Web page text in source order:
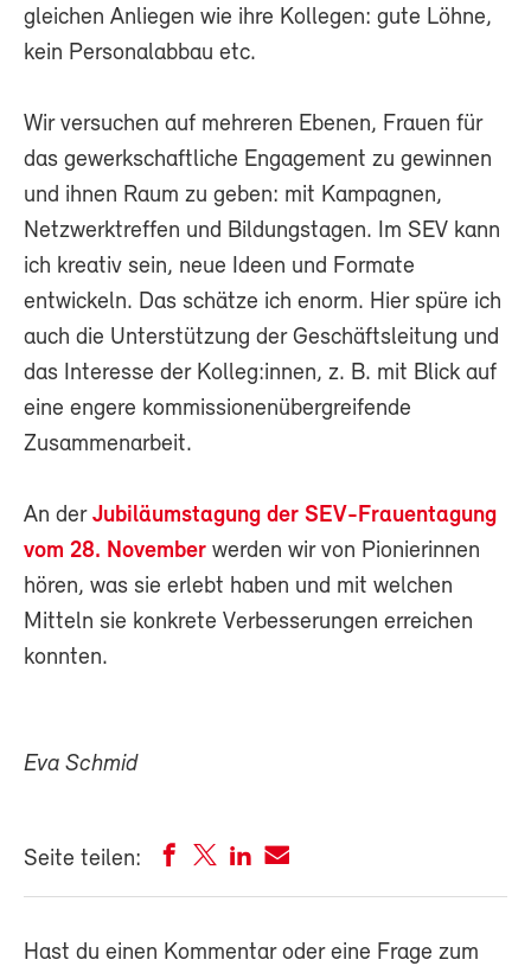
gleichen Anliegen wie ihre Kollegen: gute Löhne,
kein Personalabbau etc.
Wir versuchen auf mehreren Ebenen, Frauen für
das gewerkschaftliche Engagement zu gewinnen
und ihnen Raum zu geben: mit Kampagnen,
Netzwerktreffen und Bildungstagen. Im SEV kann
ich kreativ sein, neue Ideen und Formate
entwickeln. Das schätze ich enorm. Hier spüre ich
auch die Unterstützung der Geschäftsleitung und
das Interesse der Kolleg:innen, z. B. mit Blick auf
eine engere kommissionenübergreifende
Zusammenarbeit.
An der Jubiläumstagung der SEV-Frauentagung
vom 28. November werden wir von Pionierinnen
hören, was sie erlebt haben und mit welchen
Mitteln sie konkrete Verbesserungen erreichen
konnten.
Eva Schmid
Seite teilen:
Hast du einen Kommentar oder eine Frage zum